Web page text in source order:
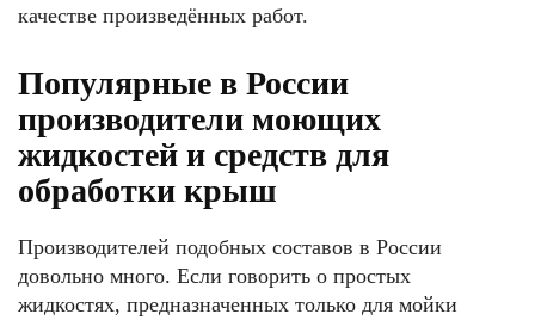
качестве произведённых работ.
Популярные в России
производители моющих
жидкостей и средств для
обработки крыш
Производителей подобных составов в России
довольно много. Если говорить о простых
жидкостях, предназначенных только для мойки